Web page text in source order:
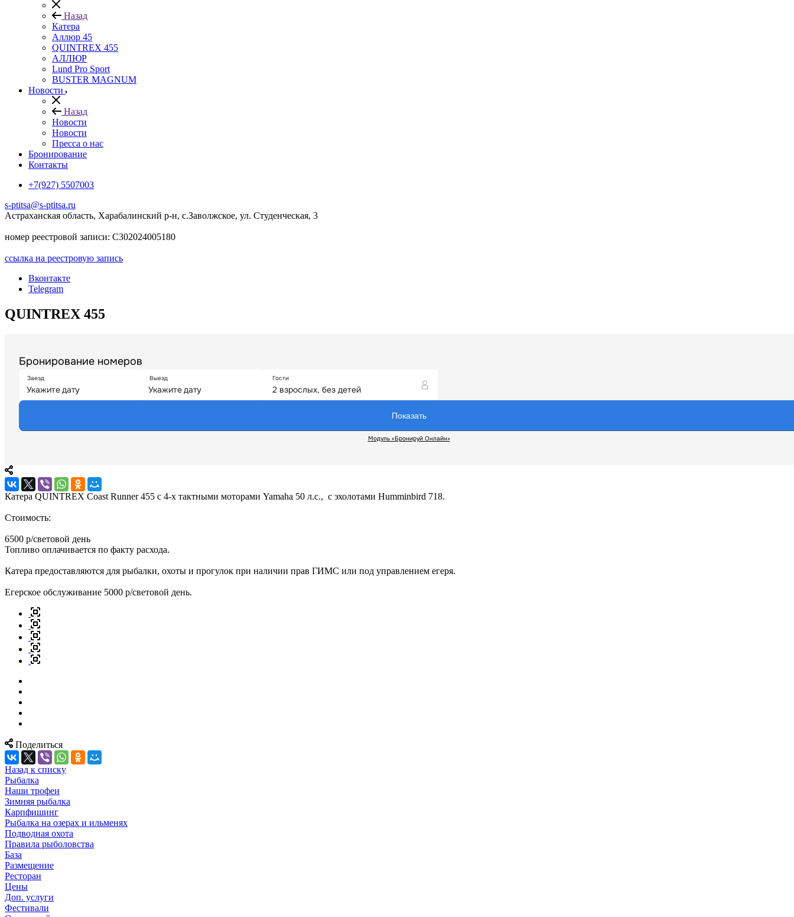
Назад
Катера
Аллюр 45
QUINTREX 455
АЛЛЮР
Lund Рro Sport
BUSTER MAGNUM
Новости
Назад
Новости
Новости
Пресса о нас
Бронирование
Контакты
+7(927) 5507003
s-ptitsa@s-ptitsa.ru
Астраханская область, Харабалинский р-н, с.Заволжское, ул. Студенческая, 3
номер реестровой записи: С302024005180
ссылка на реестровую запись
Вконтакте
Telegram
QUINTREX 455
Катера QUINTREX Coast Runner 455 с 4-х тактными моторами Yamaha 50 л.с., с эхолотами Humminbird 718.
Cтоимость:
6500 р/световой день
Топливо оплачивается по факту расхода.
Катера предоставляются для рыбалки, охоты и прогулок при наличии прав ГИМС или под управлением егеря.
Егерское обслуживание 5000 р/световой день.
Поделиться
Назад к списку
Рыбалка
Наши трофеи
Зимняя рыбалка
Карпфишинг
Рыбалка на озерах и ильменях
Подводная охота
Правила рыболовства
База
Размещение
Ресторан
Цены
Доп. услуги
Фестивали